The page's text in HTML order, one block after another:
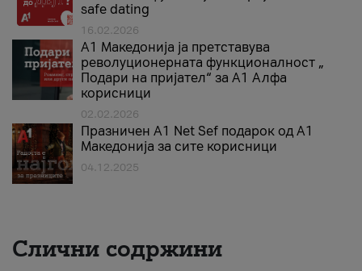
safe dating
16.02.2026
А1 Македонија ја претставува
револуционерната функционалност „
Подари на пријател“ за А1 Алфа
корисници
02.02.2026
Празничен A1 Net Sеf подарок од А1
Македонија за сите корисници
04.12.2025
Слични содржини